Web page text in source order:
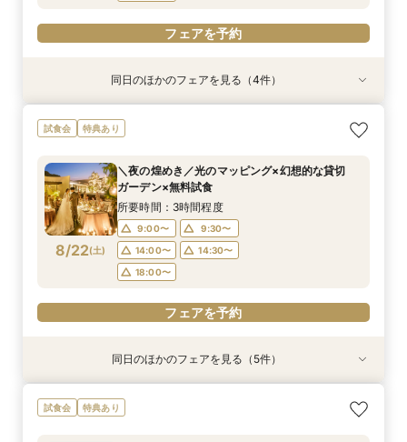
フェアを予約
特典あり
8/21(金)
＼1軒目限定★3万ギフト付／ドレス＆挙式料プレ
ゼント×和牛試食
11:00〜
12:00〜
14:00〜
16:00〜
18:00〜
フェアを予約
特典あり
8/21(金)
【6名～30名の少人数婚】挙式＆会食Newプラ
ン誕生！無料試食付
11:00〜
12:00〜
14:00〜
16:00〜
18:00〜
フェアを予約
8/21(金)
【60分で完結】即決営業ナシで安心！気軽によ
りみちツアー
12:00〜
13:00〜
15:00〜
16:00〜
17:00〜
フェアを予約
8/21(金)
【タイパ重視！60分で完結◎】オンラインで会
場案内＆相談会
12:00〜
13:00〜
15:00〜
16:00〜
17:00〜
フェアを予約
同日のほかのフェアを見る（4件）
試食会 特典あり
8/22(土)
＼夜の煌めき／光のマッピング×幻想的な貸切
ガーデン×無料試食
所要時間：3時間程度
9:00〜
9:30〜
14:00〜
14:30〜
18:00〜
フェアを予約
特典あり
＼1軒目限定★3万ギフト付／ドレス＆挙式料プレ
ゼント×和牛試食
特典あり
【6名～30名の少人数婚】挙式＆会食Newプラ
ン誕生！無料試食付
【タイパ重視！60分で完結◎】オンラインで会
場案内＆相談会
【60分で完結】即決営業ナシで安心！気軽によ
りみちツアー
【会場見学2件目以上◎】短縮90分Fair*雰囲気
比較×見積相談会
同日のほかのフェアを見る（5件）
試食会 特典あり